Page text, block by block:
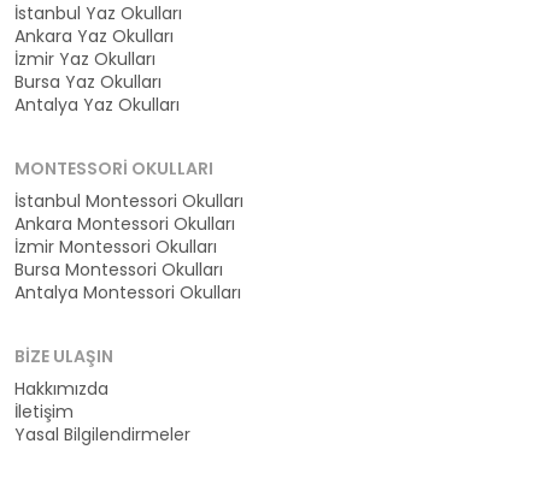
İstanbul Yaz Okulları
Ankara Yaz Okulları
İzmir Yaz Okulları
Bursa Yaz Okulları
Antalya Yaz Okulları
MONTESSORI OKULLARI
İstanbul Montessori Okulları
Ankara Montessori Okulları
İzmir Montessori Okulları
Bursa Montessori Okulları
Antalya Montessori Okulları
BIZE ULAŞIN
Hakkımızda
İletişim
Yasal Bilgilendirmeler